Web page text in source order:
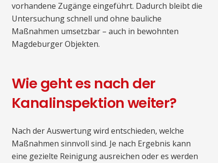
vorhandene Zugänge eingeführt. Dadurch bleibt die
Untersuchung schnell und ohne bauliche
Maßnahmen umsetzbar – auch in bewohnten
Magdeburger Objekten.
Wie geht es nach der
Kanalinspektion weiter?
Nach der Auswertung wird entschieden, welche
Maßnahmen sinnvoll sind. Je nach Ergebnis kann
eine gezielte Reinigung ausreichen oder es werden